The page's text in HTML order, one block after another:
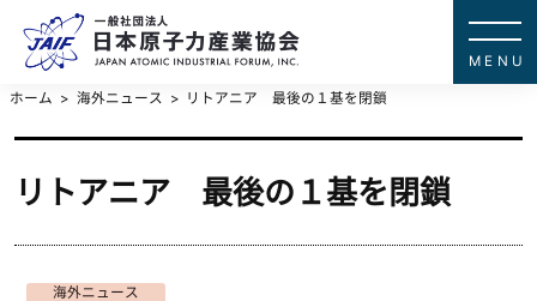
ホーム 海外ニュース リトアニア 最後の１基を閉鎖
リトアニア 最後の１基を閉鎖
海外ニュース